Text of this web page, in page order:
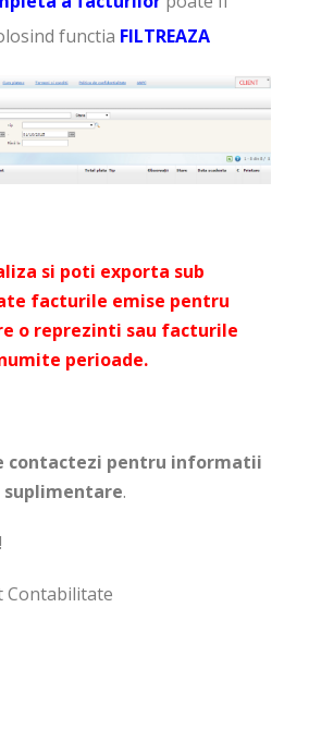
functia FILTREAZA
si poti exporta sub
facturile emise pentru
o reprezinti sau facturile
perioade.
contactezi pentru informatii
suplimentare.
Contabilitate